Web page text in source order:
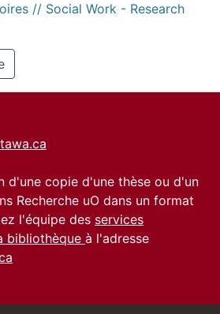
// Social Work - Research
d'une copie d'une thèse ou d'un
Recherche uO dans un format
l'équipe des services
bibliothèque à l'adresse